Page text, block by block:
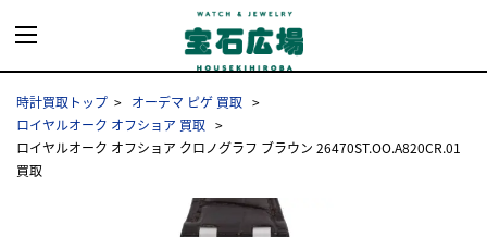
時計買取トップ
オーデマ ピゲ 買取
ロイヤルオーク オフショア 買取
ロイヤルオーク オフショア クロノグラフ ブラウン 26470ST.OO.A820CR.01
買取